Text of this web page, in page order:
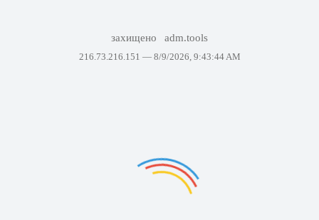
захищено adm.tools
216.73.216.151 — 8/9/2026, 9:43:44 AM